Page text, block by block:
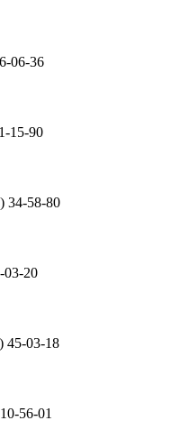
06-36
15-90
34-58-80
03-20
45-03-18
56-01